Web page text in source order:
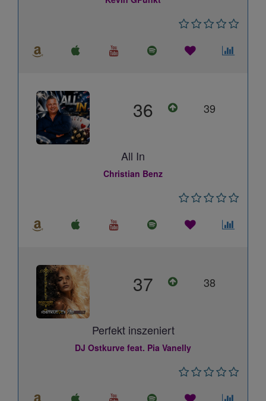
36 39
All In
Christian Benz
37 38
Perfekt inszeniert
DJ Ostkurve feat. Pia Vanelly